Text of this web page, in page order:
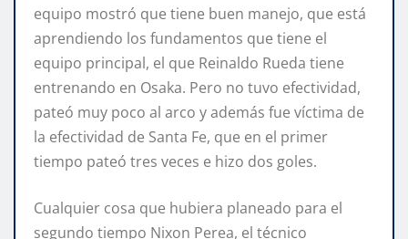
equipo mostró que tiene buen manejo, que está
aprendiendo los fundamentos que tiene el
equipo principal, el que Reinaldo Rueda tiene
entrenando en Osaka. Pero no tuvo efectividad,
pateó muy poco al arco y además fue víctima de
la efectividad de Santa Fe, que en el primer
tiempo pateó tres veces e hizo dos goles.
Cualquier cosa que hubiera planeado para el
segundo tiempo Nixon Perea, el técnico